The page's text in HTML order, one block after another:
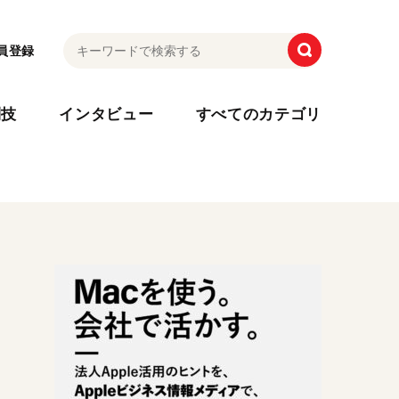
登録
インタビュー すべてのカテゴリ